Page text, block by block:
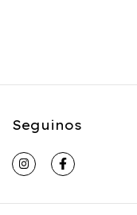
Seguinos